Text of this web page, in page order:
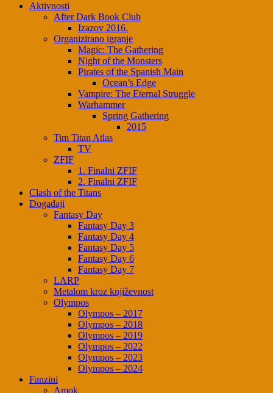
Aktivnosti
After Dark Book Club
Izazov 2016.
Organizirano igranje
Magic: The Gathering
Night of the Monsters
Pirates of the Spanish Main
Ocean’s Edge
Vampire: The Eternal Struggle
Warhammer
Spring Gathering
2015
Tim Titan Atlas
TV
ZFIF
1. Finalni ZFIF
2. Finalni ZFIF
Clash of the Titans
Događaji
Fantasy Day
Fantasy Day 3
Fantasy Day 4
Fantasy Day 5
Fantasy Day 6
Fantasy Day 7
LARP
Metalom kroz književnost
Olympos
Olympos – 2017
Olympos – 2018
Olympos – 2019
Olympos – 2022
Olympos – 2023
Olympos – 2024
Fanzini
Amok